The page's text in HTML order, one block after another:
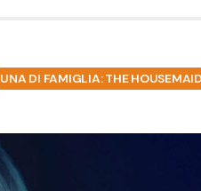
UNA DI FAMIGLIA: THE HOUSEMAID